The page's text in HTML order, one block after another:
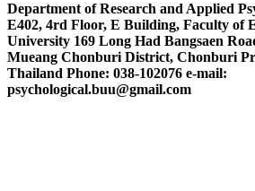
Department of Research and Applied
E402, 4rd Floor, E Building, Faculty of
University 169 Long Had Bangsaen
Mueang Chonburi District, Chonburi
Thailand Phone: 038-102076 e-mail:
psychological.buu@gmail.com